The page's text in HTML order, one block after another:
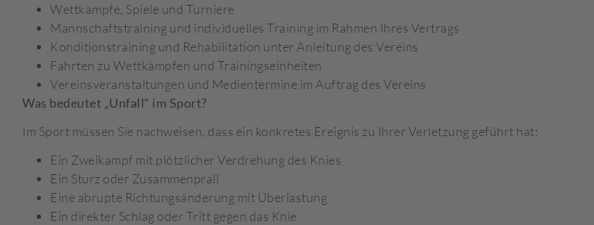
Wettkämpfe, Spiele und Turniere
Mannschaftstraining und individuelles Training im Rahmen Ihres Vertrags
Konditionstraining und Rehabilitation unter Anleitung des Vereins
Fahrten zu Wettkämpfen und Trainingseinheiten
Vereinsveranstaltungen und Medientermine im Auftrag des Vereins
Was bedeutet „Unfall“ im Sport?
Im Sport müssen Sie nachweisen, dass ein konkretes Ereignis zu Ihrer Verletzung geführt hat:
Ein Zweikampf mit plötzlicher Verdrehung des Knies
Ein Sturz oder Zusammenprall
Eine abrupte Richtungsänderung mit Überlastung
Ein direkter Schlag oder Tritt gegen das Knie